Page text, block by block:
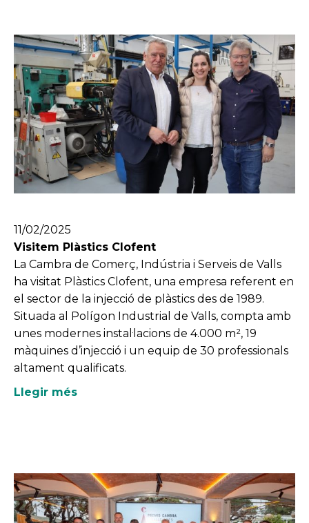
11/02/2025
Visitem Plàstics Clofent
La Cambra de Comerç, Indústria i Serveis de Valls
ha visitat Plàstics Clofent, una empresa referent en
el sector de la injecció de plàstics des de 1989.
Situada al Polígon Industrial de Valls, compta amb
unes modernes instal·lacions de 4.000 m², 19
màquines d’injecció i un equip de 30 professionals
altament qualificats.
Llegir més